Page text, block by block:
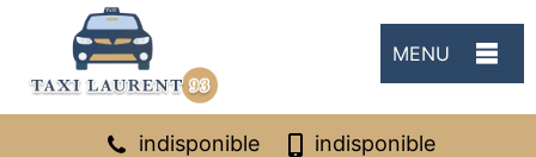
MENU
indisponible indisponible